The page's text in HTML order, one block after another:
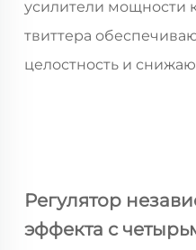
усилители мощности
твиттера
целостность и
Регулятор
эффекта с